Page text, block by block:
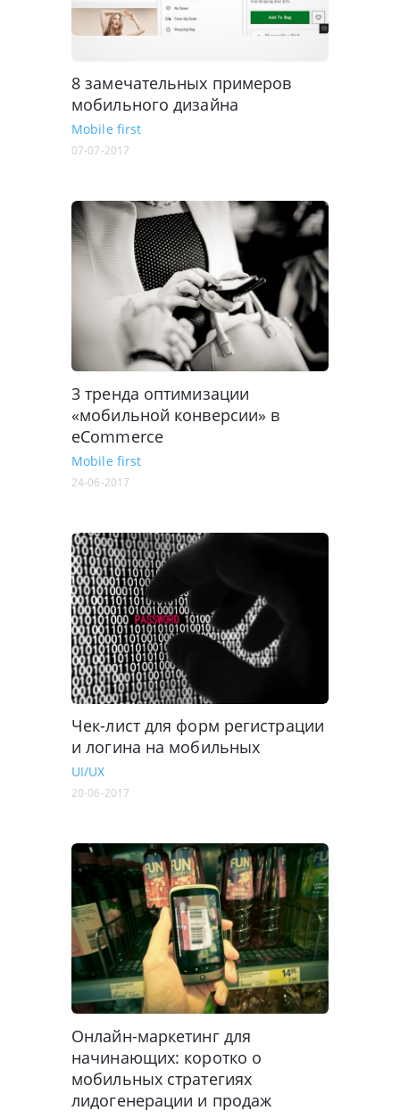
8 замечательных примеров
мобильного дизайна
Mobile first
07-07-2017
3 тренда оптимизации
«мобильной конверсии» в
eCommerce
Mobile first
24-06-2017
Чек-лист для форм регистрации
и логина на мобильных
UI/UX
20-06-2017
Онлайн-маркетинг для
начинающих: коротко о
мобильных стратегиях
лидогенерации и продаж